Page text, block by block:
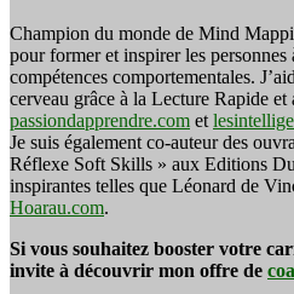
Champion du monde de Mind
pour former et inspirer les
compétences comportementales.
cerveau grâce à la Lecture Rapide
passiondapprendre.com et
Je suis également co-auteur des
Réflexe Soft Skills » aux Editions
inspirantes telles que Léonard de
Hoarau.com.
Si vous souhaitez booster votre
invite à découvrir mon offre de